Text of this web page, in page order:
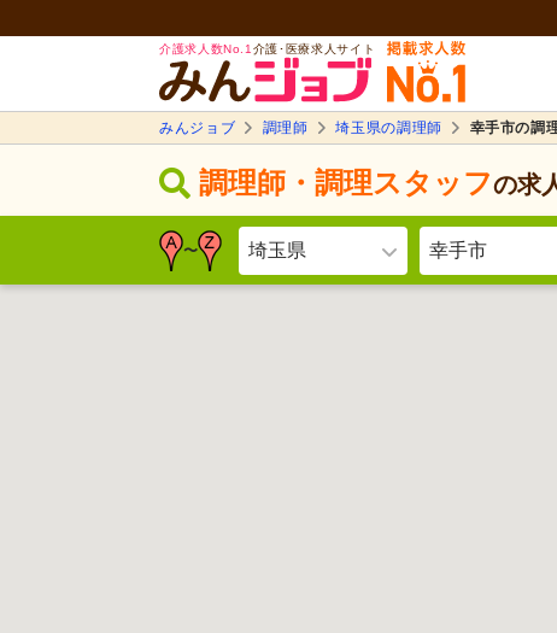
介護求人数No.1 介護･医療求人サイト
みんジョブ 調理師 埼玉県の調理師 幸手市の調
調理師・調理スタッフの求
〜 埼玉県 幸手市